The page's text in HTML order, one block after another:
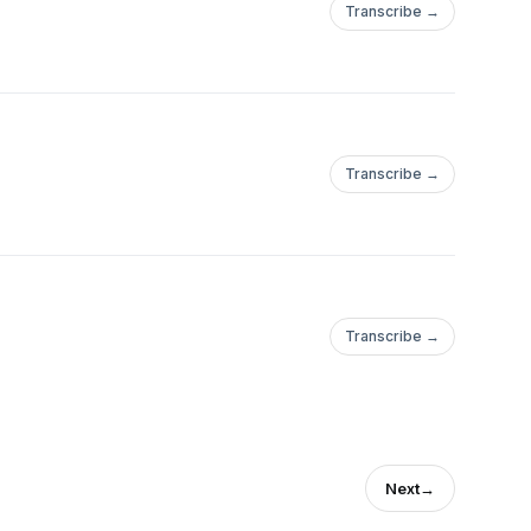
Transcribe →
Transcribe →
Transcribe →
Next→